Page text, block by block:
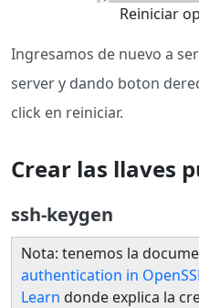
Reiniciar
Ingresamos de nuevo a
server y dando boton
click en reiniciar.
Crear las llaves
ssh-keygen
Nota: tenemos la
authentication in
Learn donde explica la